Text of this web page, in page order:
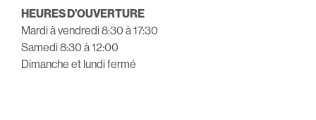
HEURES D’OUVERTURE
Mardi à vendredi 8:30 à 17:30
Samedi 8:30 à 12:00
Dimanche et lundi fermé